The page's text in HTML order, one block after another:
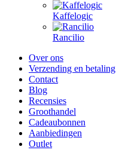
Kaffelogic
Rancilio
Over ons
Verzending en betaling
Contact
Blog
Recensies
Groothandel
Cadeaubonnen
Aanbiedingen
Outlet